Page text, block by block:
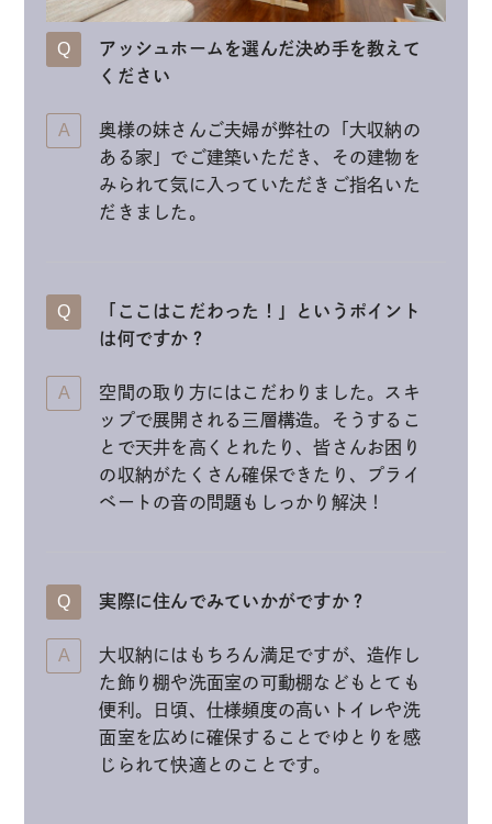
アッシュホームを選んだ決め手を教えて
ください
奥様の妹さんご夫婦が弊社の「大収納の
ある家」でご建築いただき、その建物を
みられて気に入っていただきご指名いた
だきました。
「ここはこだわった！」というポイント
は何ですか？
空間の取り方にはこだわりました。スキ
ップで展開される三層構造。そうするこ
とで天井を高くとれたり、皆さんお困り
の収納がたくさん確保できたり、プライ
ベートの音の問題もしっかり解決！
実際に住んでみていかがですか？
大収納にはもちろん満足ですが、造作し
た飾り棚や洗面室の可動棚などもとても
便利。日頃、仕様頻度の高いトイレや洗
面室を広めに確保することでゆとりを感
じられて快適とのことです。